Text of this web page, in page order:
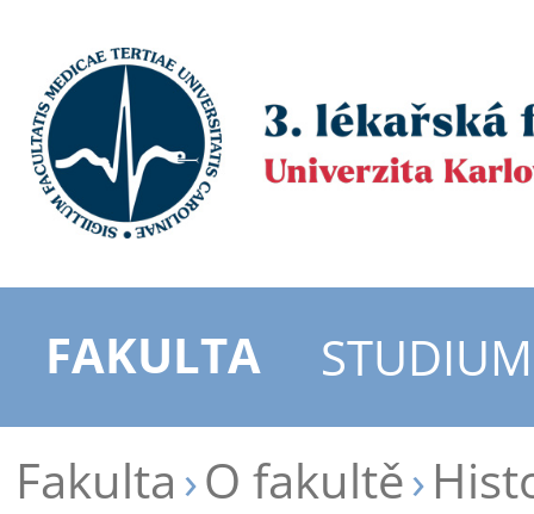
FAKULTA
STUDIUM
Fakulta O fakultě